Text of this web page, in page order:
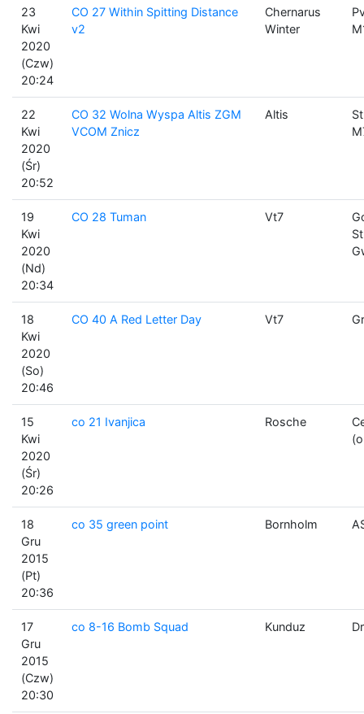
23
Kwi
2020
(Czw)
20:24
CO 27 Within Spitting Distance
v2
Chernarus
Winter
22
Kwi
2020
(Śr)
20:52
CO 32 Wolna Wyspa Altis ZGM
VCOM Znicz
Altis
19
Kwi
2020
(Nd)
20:34
CO 28 Tuman Vt7
18
Kwi
2020
(So)
20:46
CO 40 A Red Letter Day Vt7
15
Kwi
2020
(Śr)
20:26
co 21 Ivanjica Rosche
18
Gru
2015
(Pt)
20:36
co 35 green point Bornholm
17
Gru
2015
(Czw)
20:30
co 8-16 Bomb Squad Kunduz